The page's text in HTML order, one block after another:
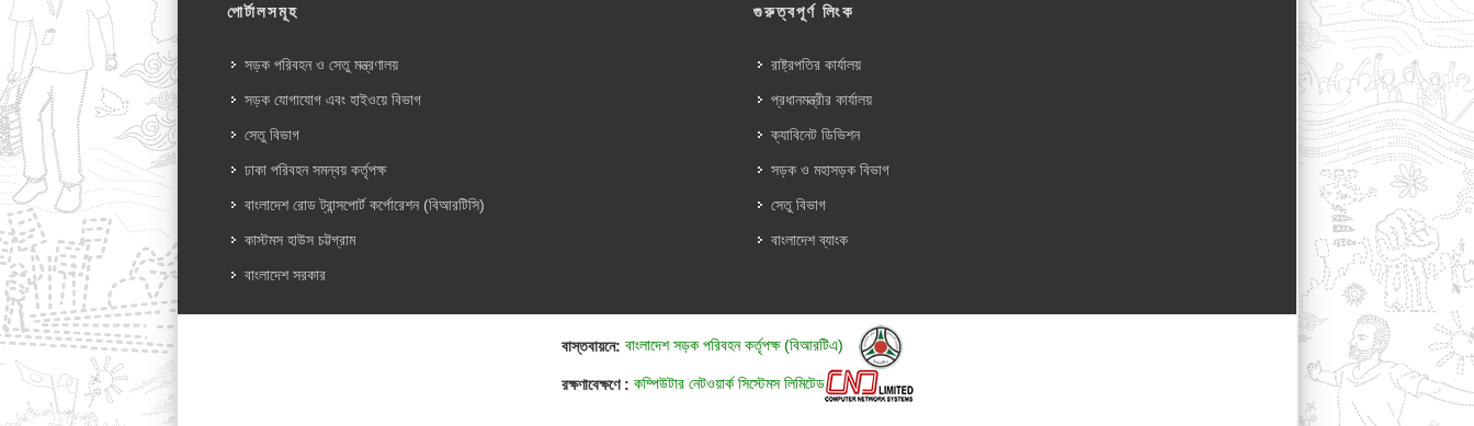
পোর্টালসমূহ
সড়ক পরিবহন ও সেতু মন্ত্রণালয়
সড়ক যোগাযোগ এবং হাইওয়ে বিভাগ
সেতু বিভাগ
ঢাকা পরিবহন সমন্বয় কর্তৃপক্ষ
বাংলাদেশ রোড ট্রান্সপোর্ট কর্পোরেশন (বিআরটিসি)
কাস্টমস হাউস চট্টগ্রাম
বাংলাদেশ সরকার
গুরুত্বপূর্ণ লিংক
রাষ্ট্রপতির কার্যালয়
প্রধানমন্ত্রীর কার্যালয়
ক্যাবিনেট ডিভিশন
সড়ক ও মহাসড়ক বিভাগ
সেতু বিভাগ
বাংলাদেশ ব্যাংক
বাস্তবায়নে: বাংলাদেশ সড়ক পরিবহন কর্তৃপক্ষ (বিআরটিএ)
রক্ষণাবেক্ষণে : কম্পিউটার নেটওয়ার্ক সিস্টেমস লিমিটেড